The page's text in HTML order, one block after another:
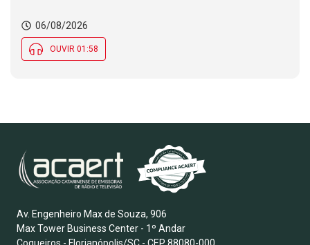
06/08/2026
OUVIR 01:58
Av. Engenheiro Max de Souza, 906
Max Tower Business Center - 1º Andar